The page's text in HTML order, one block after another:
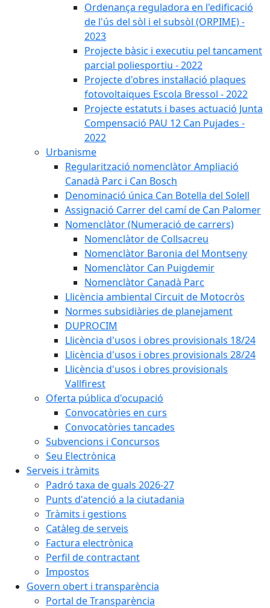
Ordenança reguladora en l'edificació
de l'ús del sòl i el subsòl (ORPIME) -
2023
Projecte bàsic i executiu pel tancament
parcial poliesportiu - 2022
Projecte d'obres instal·lació plaques
fotovoltaiques Escola Bressol - 2022
Projecte estatuts i bases actuació Junta
Compensació PAU 12 Can Pujades -
2022
Urbanisme
Regularització nomenclàtor Ampliació
Canadà Parc i Can Bosch
Denominació única Can Botella del Solell
Assignació Carrer del camí de Can Palomer
Nomenclàtor (Numeració de carrers)
Nomenclàtor de Collsacreu
Nomenclàtor Baronia del Montseny
Nomenclàtor Can Puigdemir
Nomenclàtor Canadà Parc
Llicència ambiental Circuit de Motocròs
Normes subsidiàries de planejament
DUPROCIM
Llicència d'usos i obres provisionals 18/24
Llicència d'usos i obres provisionals 28/24
Llicència d'usos i obres provisionals
Vallfirest
Oferta pública d'ocupació
Convocatòries en curs
Convocatòries tancades
Subvencions i Concursos
Seu Electrònica
Serveis i tràmits
Padró taxa de guals 2026-27
Punts d'atenció a la ciutadania
Tràmits i gestions
Catàleg de serveis
Factura electrònica
Perfil de contractant
Impostos
Govern obert i transparència
Portal de Transparència